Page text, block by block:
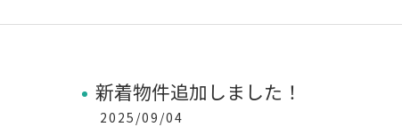
新着物件追加しました！
2025/09/04